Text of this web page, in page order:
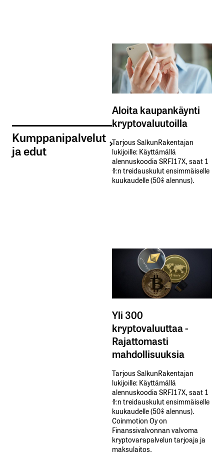
Kumppanipalvelut
ja edut
Aloita kaupankäynti
kryptovaluutoilla
Tarjous SalkunRakentajan
lukijoille: Käyttämällä​ ​
alennuskoodia​ ​SRFI17X,​ ​saat​ ​1
%:n treidauskulut​ ​ensimmäiselle​ ​
kuukaudelle​ ​(50%​ ​alennus).
Yli 300
kryptovaluuttaa -
Rajattomasti
mahdollisuuksia
Tarjous SalkunRakentajan
lukijoille: Käyttämällä​ ​
alennuskoodia​ ​SRFI17X,​ ​saat​ ​1
%:n treidauskulut​ ​ensimmäiselle​ ​
kuukaudelle​ ​(50%​ ​alennus).
Coinmotion Oy on
Finanssivalvonnan valvoma
kryptovarapalvelun tarjoaja ja
maksulaitos.